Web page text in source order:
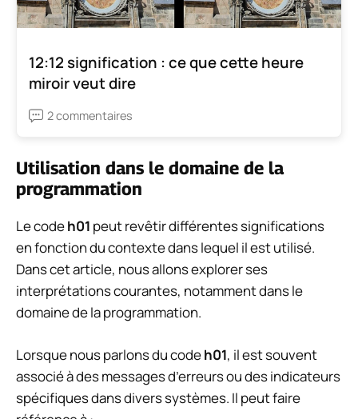
12:12 signification : ce que cette heure
miroir veut dire
2 commentaires
Utilisation dans le domaine de la
programmation
Le codeh01 peut revêtir différentes significations
en fonction du contexte dans lequel il est utilisé.
Dans cet article, nous allons explorer ses
interprétations courantes, notamment dans le
domaine de la programmation.
Lorsque nous parlons du codeh01, il est souvent
associé à des messages d’erreurs ou des indicateurs
spécifiques dans divers systèmes. Il peut faire